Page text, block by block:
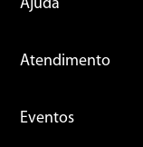
Ajuda
Atendimento
Eventos